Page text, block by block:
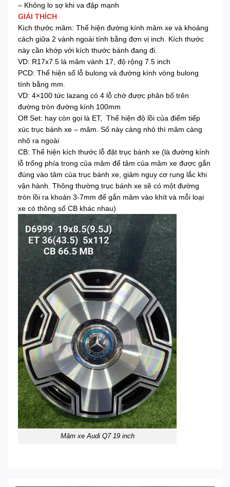
– Không lo sợ khi va đập mạnh
GIẢI THÍCH
Kích thước mâm: Thể hiện đường kính mâm xe và khoảng
cách giữa 2 vành ngoài tính bằng đơn vị inch. Kích thước
này cần khớp với kích thước bánh đang đi.
VD: R17x7.5 là mâm vành 17, độ rộng 7.5 inch
PCD: Thể hiện số lỗ bulong và đường kính vòng bulong
tính bằng mm.
VD: 4×100 tức lazang có 4 lỗ chờ được phân bố trên
đường tròn đường kính 100mm
Off Set: hay còn gọi là ET, Thể hiện độ lồi của điểm tiếp
xúc trục bánh xe – mâm. Số này càng nhỏ thì mâm càng
nhô ra ngoài
CB: Thể hiện kích thước lỗ đặt trục bánh xe (là đường kính
lỗ trống phía trong của mâm để tâm của mâm xe được gắn
đúng vào tâm của trục bánh xe, giảm nguy cơ rung lắc khi
vận hành. Thông thường trục bánh xe sẽ có một đường
tròn lồi ra khoản 3-7mm để gắn mâm vào khít và mỗi loại
xe có thông số CB khác nhau)
Mâm xe Audi Q7 19 inch